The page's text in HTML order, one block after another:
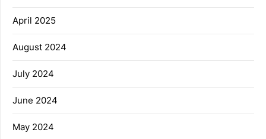
April 2025
August 2024
July 2024
June 2024
May 2024